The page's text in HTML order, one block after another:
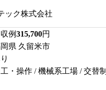
ック株式会社
例315,700円
県 久留米市
・操作 / 機械系工場 / 交替制